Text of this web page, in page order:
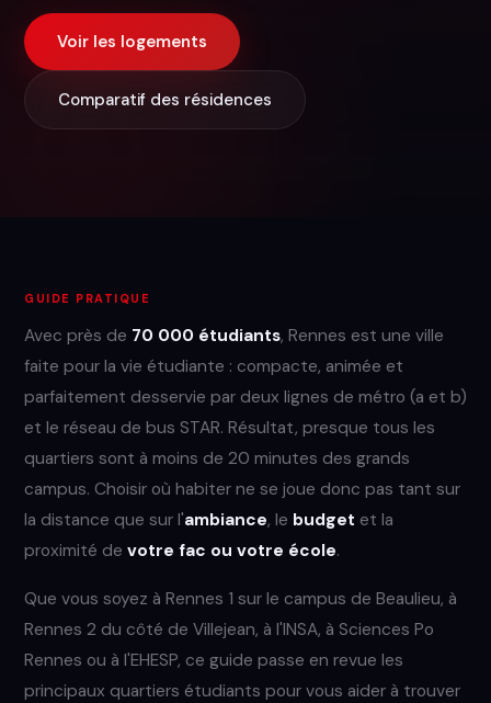
Voir les logements
Comparatif des résidences
GUIDE PRATIQUE
Avec près de 70 000 étudiants, Rennes est une ville
faite pour la vie étudiante : compacte, animée et
parfaitement desservie par deux lignes de métro (a et b)
et le réseau de bus STAR. Résultat, presque tous les
quartiers sont à moins de 20 minutes des grands
campus. Choisir où habiter ne se joue donc pas tant sur
la distance que sur l'ambiance, le budget et la
proximité de votre fac ou votre école.
Que vous soyez à Rennes 1 sur le campus de Beaulieu, à
Rennes 2 du côté de Villejean, à l'INSA, à Sciences Po
Rennes ou à l'EHESP, ce guide passe en revue les
principaux quartiers étudiants pour vous aider à trouver